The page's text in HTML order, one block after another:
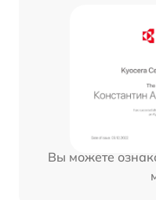
Вы можете